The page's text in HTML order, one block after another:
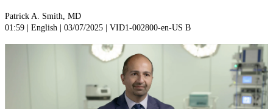
Patrick A. Smith, MD
01:59 | English | 03/07/2025 | VID1-002800-en-US B